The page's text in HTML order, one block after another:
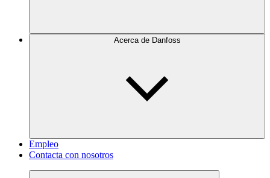
Acerca de Danfoss
Empleo
Contacta con nosotros